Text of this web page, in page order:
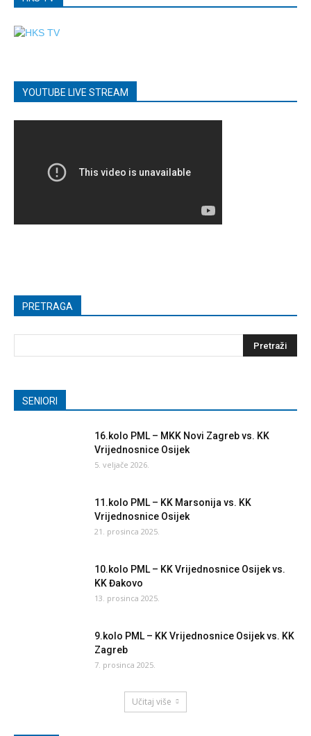
YOUTUBE LIVE STREAM
PRETRAGA
SENIORI
16.kolo PML – MKK Novi Zagreb vs. KK
Vrijednosnice Osijek
5. veljače 2026.
11.kolo PML – KK Marsonija vs. KK
Vrijednosnice Osijek
21. prosinca 2025.
10.kolo PML – KK Vrijednosnice Osijek vs.
KK Đakovo
13. prosinca 2025.
9.kolo PML – KK Vrijednosnice Osijek vs. KK
Zagreb
7. prosinca 2025.
Učitaj više